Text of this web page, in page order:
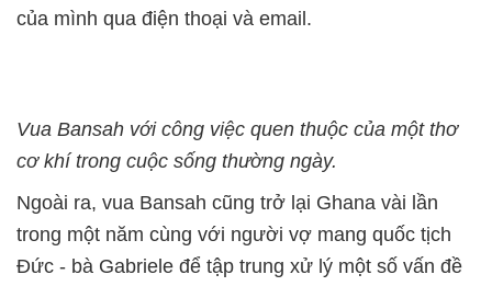
của mình qua điện thoại và email.
Vua Bansah với công việc quen thuộc của một thơ
cơ khí trong cuộc sống thường ngày.
Ngoài ra, vua Bansah cũng trở lại Ghana vài lần
trong một năm cùng với người vợ mang quốc tịch
Đức - bà Gabriele để tập trung xử lý một số vấn đề